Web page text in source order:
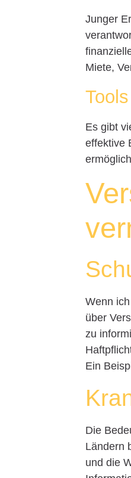
Junger
Miete,
Es gibt
effektive
Wenn
über
zu
Ein
Die
Ländern
und die